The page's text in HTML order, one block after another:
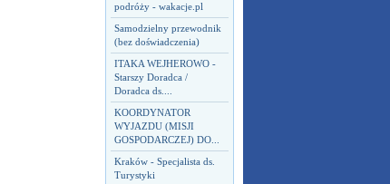
podróży - wakacje.pl
Samodzielny przewodnik
(bez doświadczenia)
ITAKA WEJHEROWO -
Starszy Doradca /
Doradca ds....
KOORDYNATOR
WYJAZDU (MISJI
GOSPODARCZEJ) DO...
Kraków - Specjalista ds.
Turystyki